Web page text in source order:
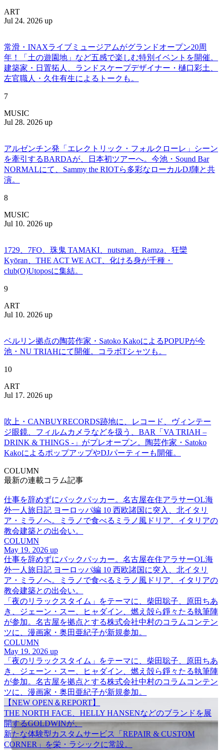
ART
Jul 24. 2026 up
常滑・INAXライブミュージアムがグランドオープン20周
年！「土の遊園地」など五感で楽しむ特別イベントを開催。
建築家・日置拓人、ランドスケープデザイナー・樋口彩土、
左官職人・久住有生によるトークも。
7
MUSIC
Jul 28. 2026 up
アルゼンチン発「エレクトリック・フォルクローレ」シーン
を牽引するBARDAが、日本初ツアーへ。今池・Sound Bar
NORMALにて、Sammy the RIOTら多彩なローカルDJ陣と共
演。
8
MUSIC
Jul 10. 2026 up
1729、7FO、珠鬼 TAMAKI、nutsman、Ramza、狂欒
Kyōran、THE ACT WE ACT、化ける身が千種・
club(O)Utoposに集結。
9
ART
Jul 10. 2026 up
ベルリン拠点の陶芸作家・Satoko KakoによるPOPUPが今
池・NU TRIAHにて開催。コラボTシャツも。
10
ART
Jul 17. 2026 up
吹上・CANBUYRECORDS跡地に、レコード、ヴィンテー
ジ眼鏡、フィルムカメラなどを扱う、BAR「VA TRIAH –
DRINK & THINGS -」がプレオープン。陶芸作家・Satoko
KakoによるポップアップやDJパーティーも開催。
COLUMN
最新の連載コラム記事
仕事を辞めずにバックパッカー。名古屋在住アラサーOL海
外一人旅日記 ヨーロッパ編 10 西欧諸国に突入、北イタリ
ア・ミラノへ。ミラノで食べるミラノ風ドリア、イタリアの
教会建築との出会い。
COLUMN
May 19. 2026 up
仕事を辞めずにバックパッカー。名古屋在住アラサーOL海
外一人旅日記 ヨーロッパ編 10 西欧諸国に突入、北イタリ
ア・ミラノへ。ミラノで食べるミラノ風ドリア、イタリアの
教会建築との出会い。
「夜のリラックスタイム」をテーマに、柴田聡子、原田ちあ
き、ジェーン・スー、ヒャダイン、燃え殻ら錚々たる執筆陣
が参加。名古屋を拠点とする株式会社中村のコラムコンテン
ツに、漫画家・奥田亜紀子が新規参加。
COLUMN
May 19. 2026 up
「夜のリラックスタイム」をテーマに、柴田聡子、原田ちあ
き、ジェーン・スー、ヒャダイン、燃え殻ら錚々たる執筆陣
が参加。名古屋を拠点とする株式会社中村のコラムコンテン
ツに、漫画家・奥田亜紀子が新規参加。
【NEW OPEN＆REPORT】
THE NORTH FACE、HELLY HANSENなどのブランドを展
開するGOLDWINが、
新たな体験型カスタムサービス「REPAIR & CUSTOM
CORNER」を栄・ラシックに常設。